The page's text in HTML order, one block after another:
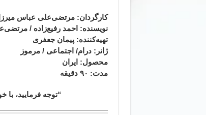
کارگردان: مرتضی‌علی عباس
نویسنده: احمد رفیع‌زاده /
تهیه‌کننده: پیمان جعفری
ژانر : درام/ اجتماعی / مرموز
محصول: ایران
مدت: ۹۰ دقیقه
“توجه فرمایید،‌